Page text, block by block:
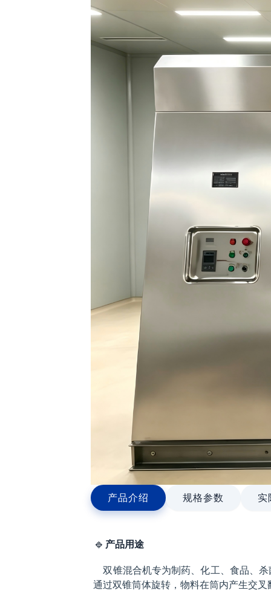
产品介绍 规格参数 实
🔹 产品用途
双锥混合机专为制药、化工、食品、
通过双锥筒体旋转，物料在筒内产生交